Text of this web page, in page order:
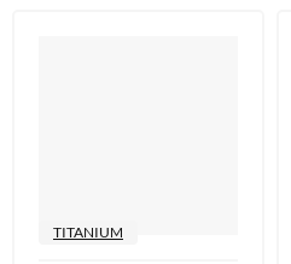
TITANIUM